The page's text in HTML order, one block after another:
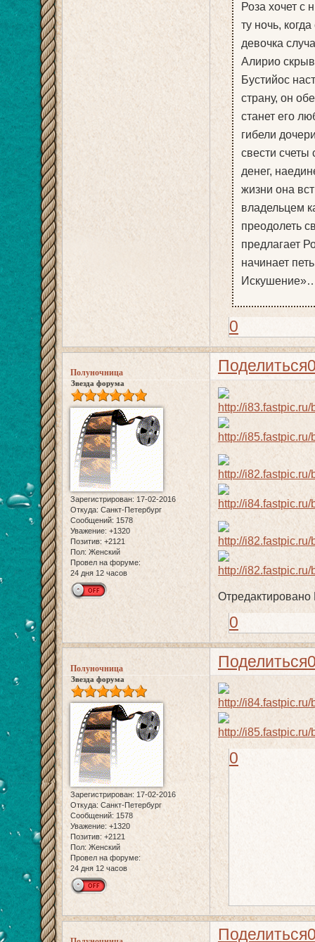
Роза хочет с
ту ночь,
девочка
Алирио
Бустийос
страну, он
станет его
гибели
свести счеты
денег,
жизни она
владельцем
преодолеть
предлагает
начинает
0
Поделиться
Полуночница
Звезда форума
Зарегистрирован: 17-02-2016
Откуда: Санкт-Петербург
Сообщений: 1578
Уважение: +1320
Позитив: +2121
Пол: Женский
Провел на форуме:
24 дня 12 часов
0
Поделиться
Полуночница
Звезда форума
Зарегистрирован: 17-02-2016
Откуда: Санкт-Петербург
Сообщений: 1578
Уважение: +1320
Позитив: +2121
Пол: Женский
Провел на форуме:
24 дня 12 часов
0
Поделиться